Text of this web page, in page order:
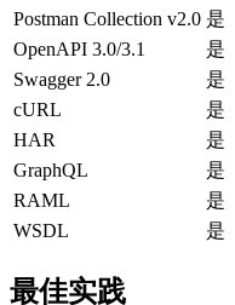
Postman Collection v2.0 是
OpenAPI 3.0/3.1
是
Swagger 2.0
是
cURL
是
HAR
是
GraphQL
是
RAML
是
WSDL
是
最佳实践